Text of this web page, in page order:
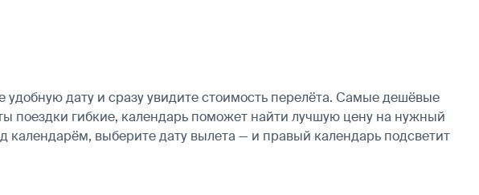
дату и сразу увидите стоимость перелёта. Самые дешёвые
поездки гибкие, календарь поможет найти лучшую цену на нужный
календарём, выберите дату вылета — и правый календарь подсветит